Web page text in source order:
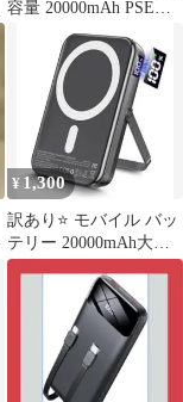
容量 20000mAh PSE認
証 急速充電 4台同時
¥ 1,300
訳あり⭐️ モバイル バッ
テリー 20000mAh大容
量 軽量 小型